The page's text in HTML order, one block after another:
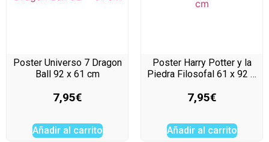
Poster Universo 7 Dragon
Ball 92 x 61 cm
7,95€
Añadir al carrito
Poster Harry Potter y la
Piedra Filosofal 61 x 92 …
7,95€
Añadir al carrito